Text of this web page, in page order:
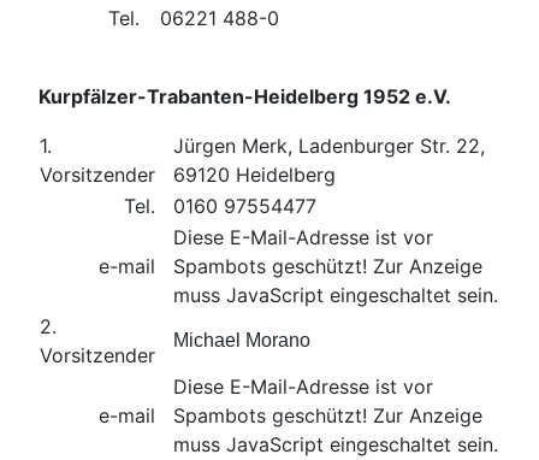
Tel. 06221 488-0
Kurpfälzer-Trabanten-Heidelberg 1952 e.V.
1.
Vorsitzender
Jürgen Merk, Ladenburger Str. 22,
69120 Heidelberg
Tel.
0160 97554477
e-mail
Diese E-Mail-Adresse ist vor
Spambots geschützt! Zur Anzeige
muss JavaScript eingeschaltet sein.
2.
Vorsitzender
Michael Morano
e-mail
Diese E-Mail-Adresse ist vor
Spambots geschützt! Zur Anzeige
muss JavaScript eingeschaltet sein.